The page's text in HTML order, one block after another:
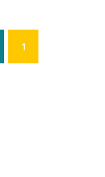
1